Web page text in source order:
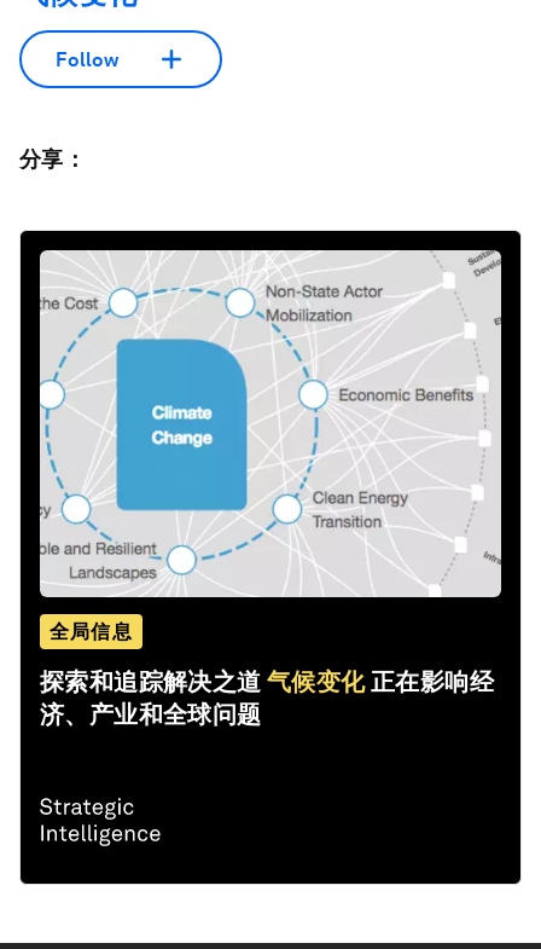
Follow
分享：
全局信息
探索和追踪解决之道 气候变化 正在影响经
济、产业和全球问题